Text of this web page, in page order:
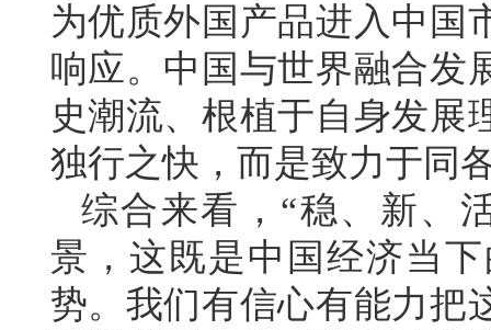
为优质外国产品进入中国
响应。中国与世界融合发
史潮流、根植于自身发展
独行之快，而是致力于同
综合来看，“稳、新、
景，这既是中国经济当
势。我们有信心有能力把